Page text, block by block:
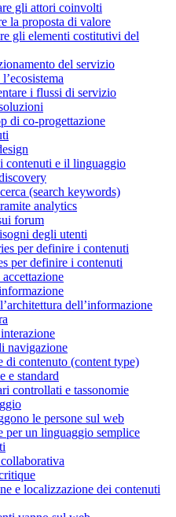
gli attori coinvolti
la proposta di valore
gli elementi costitutivi del
del servizio
i flussi di servizio
di co-progettazione
contenuti e il linguaggio
(search keywords)
analytics
forum
degli utenti
per definire i contenuti
per definire i contenuti
dell’informazione
navigazione
di contenuto (content type)
e standard
controllati e tassonomie
le persone sul web
per un linguaggio semplice
e localizzazione dei contenuti